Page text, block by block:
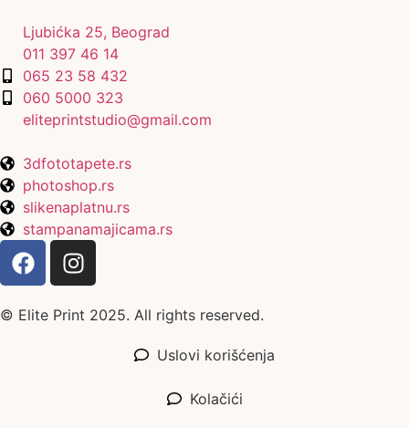
Ljubićka 25, Beograd
011 397 46 14
065 23 58 432
060 5000 323
eliteprintstudio@gmail.com
3dfototapete.rs
photoshop.rs
slikenaplatnu.rs
stampanamajicama.rs
© Elite Print 2025. All rights reserved.
Uslovi korišćenja
Kolačići